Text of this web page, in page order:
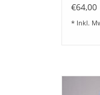
€64,00
* Inkl.